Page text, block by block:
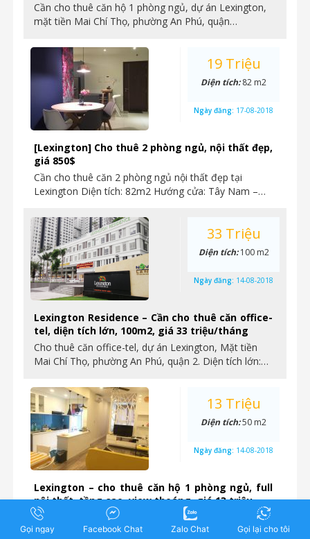
Cần cho thuê căn hộ 1 phòng ngủ, dự án Lexington,
mặt tiền Mai Chí Thọ, phường An Phú, quận…
[Lexington] Cho thuê 2 phòng ngủ, nội thất đẹp,
giá 850$
Cần cho thuê căn 2 phòng ngủ nội thất đẹp tại
Lexington Diện tích: 82m2 Hướng cửa: Tây Nam –…
19 Triệu
Diện tích:82 m2
Ngày đăng: 17-08-2018
Lexington Residence – Cần cho thuê căn office-
tel, diện tích lớn, 100m2, giá 33 triệu/tháng
Cho thuê căn office-tel, dự án Lexington, Mặt tiền
Mai Chí Thọ, phường An Phú, quận 2. Diện tích lớn:…
33 Triệu
Diện tích:100 m2
Ngày đăng: 14-08-2018
Lexington – cho thuê căn hộ 1 phòng ngủ, full
nội thất, tầng cao, view thoáng, giá 13 triệu
Cần cho thuê căn hộ 1 phòng ngủ, dự án Lexington,
mặt tiền Mai Chí Thọ, phường An Phú quận…
13 Triệu
Diện tích:50 m2
Ngày đăng: 14-08-2018
Gọi ngay Facebook Chat Zalo Chat Gọi lại cho tôi